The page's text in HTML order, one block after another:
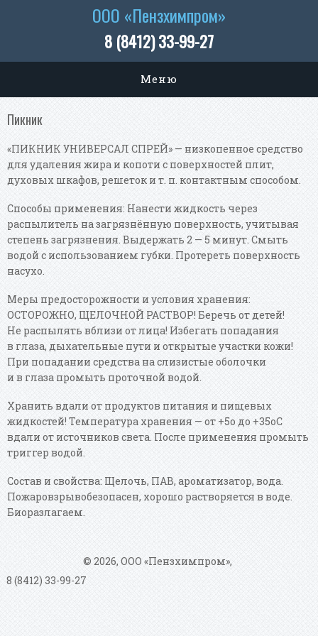
Перейти к основному содержанию
ООО «Пензхимпром»
8 (8412) 33-99-27
Меню
Пикник
«ПИКНИК УНИВЕРСАЛ СПРЕЙ» — низкопенное средство
для удаления жира и копоти с поверхностей плит,
духовых шкафов, решеток и т. п. контактным способом.
Способы применения: Нанести жидкость через
распылитель на загрязнённую поверхность, учитывая
степень загрязнения. Выдержать 2 — 5 минут. Смыть
водой с использованием губки. Протереть поверхность
насухо.
Меры предосторожности и условия хранения:
ОСТОРОЖНО, ЩЕЛОЧНОЙ РАСТВОР! Беречь от детей!
Не распылять вблизи от лица! Избегать попадания
в глаза, дыхательные пути и открытые участки кожи!
При попадании средства на слизистые оболочки
и в глаза промыть проточной водой.
Хранить вдали от продуктов питания и пищевых
жидкостей! Температура хранения — от +5о до +35оС
вдали от источников света. После применения промыть
триггер водой.
Состав и свойства: Щелочь, ПАВ, ароматизатор, вода.
Пожаровзрывобезопасен, хорошо растворяется в воде.
Биоразлагаем.
© 2026, ООО «Пензхимпром»,
8 (8412) 33-99-27